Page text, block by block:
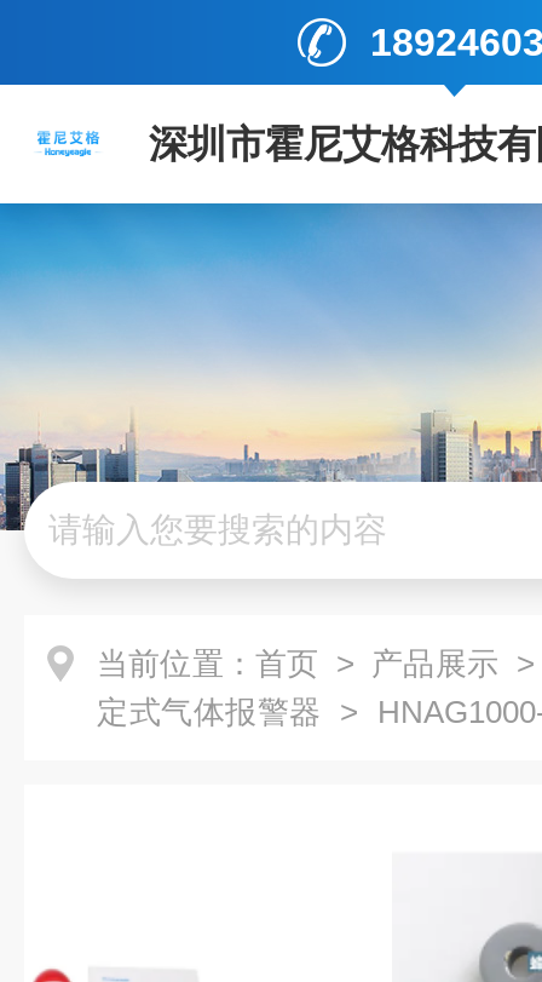
深圳市霍尼艾格科技
当前位置： 首页 > 产品展示
定式气体报警器 >